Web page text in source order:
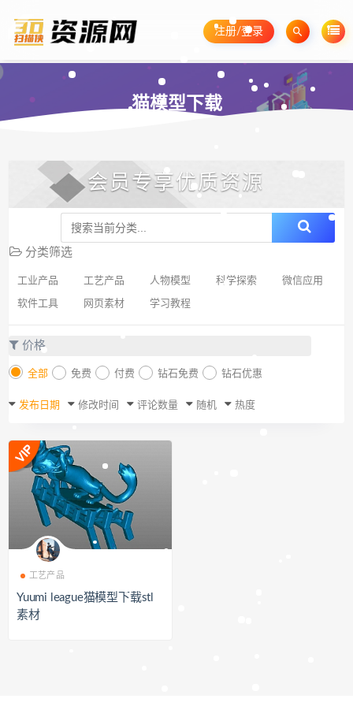
注册/登录
猫模型下载
会员专享优质资源
分类筛选
工业产品 工艺产品 人物模型 科学探索 微信应用
软件工具 网页素材 学习教程
价格
全部 免费 付费 钻石免费 钻石优惠
发布日期 修改时间 评论数量 随机 热度
工艺产品
Yuumi league猫模型下载stl
素材